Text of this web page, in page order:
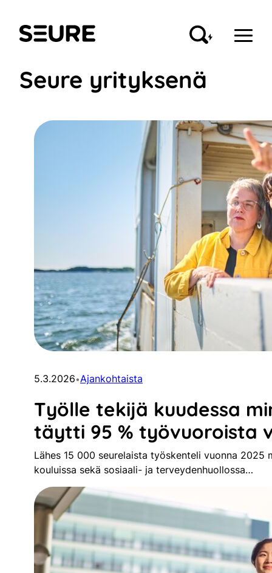
sisältöön
Seure
Seure yrityksenä
5.3.2026•Ajankohtaista
Työlle tekijä kuudessa
täytti 95 % työvuoroista
Lähes 15 000 seurelaista työskenteli vuonna 2025
kouluissa sekä sosiaali- ja terveydenhuollossa…